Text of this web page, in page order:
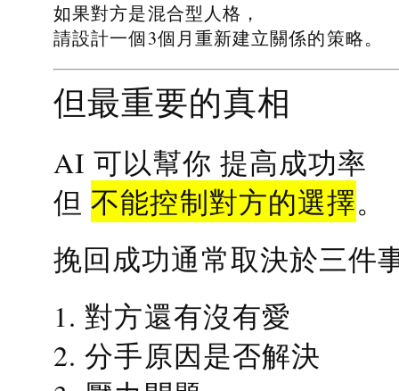
如果對方是混合型人格，
請設計一個3個月重新建立關係的策略。
但最重要的真相
AI 可以幫你 提高成功率
但不能控制對方的選擇。
挽回成功通常取決於三件
1. 對方還有沒有愛
2. 分手原因是否解決